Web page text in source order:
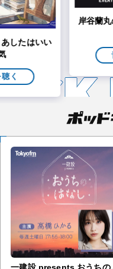
したはいい
く
岸谷蘭